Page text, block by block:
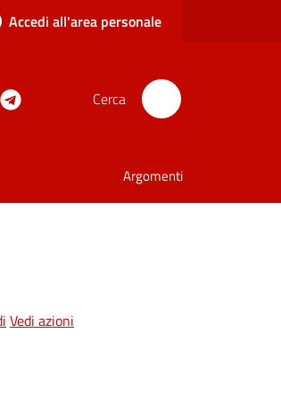
Accedi all'area personale
Cerca
Argomenti
Vedi azioni